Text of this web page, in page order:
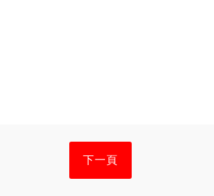
下一頁